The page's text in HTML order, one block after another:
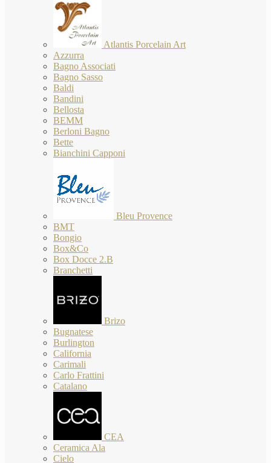
Atlantis Porcelain Art
Azzurra
Bagno Associati
Bagno Sasso
Baldi
Bandini
Bellosta
BEMM
Berloni Bagno
Bette
Bianchini Capponi
Bleu Provence
BMT
Bongio
Box&Co
Box Docce 2.B
Branchetti
Brizo
Bugnatese
Burlington
California
Carimali
Carlo Frattini
Catalano
CEA
Ceramica Ala
Cielo